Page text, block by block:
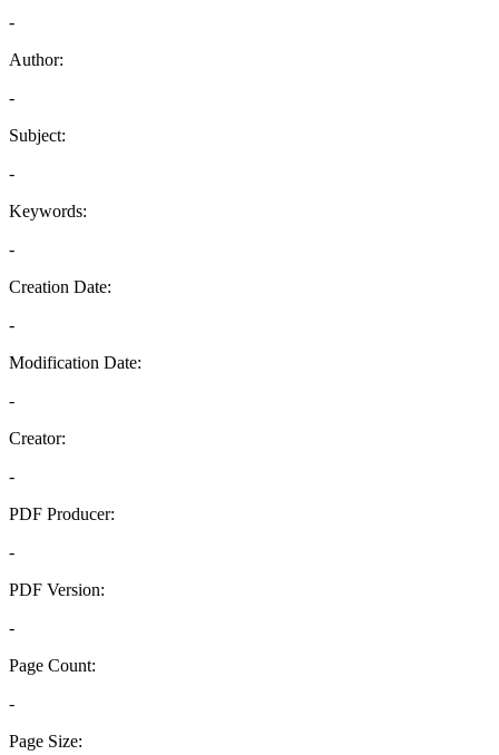
-
Author:
-
Subject:
-
Keywords:
-
Creation Date:
-
Modification Date:
-
Creator:
-
PDF Producer:
-
PDF Version:
-
Page Count:
-
Page Size: